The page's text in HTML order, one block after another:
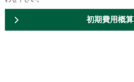
初期費用概算